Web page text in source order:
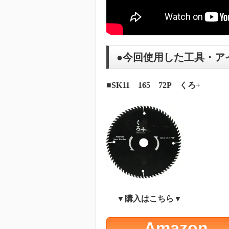
●今回使用した工具・ア
■SK11 165 72P くろ+
▼購入はこちら▼